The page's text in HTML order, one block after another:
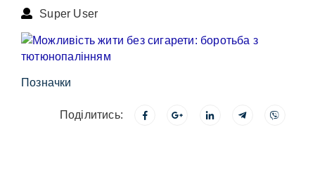
Super User
Позначки
Поділитись: